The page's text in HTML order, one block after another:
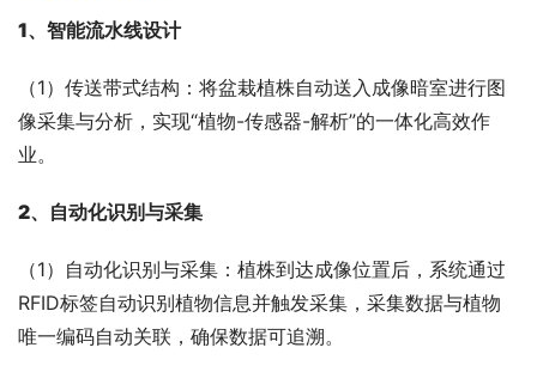
1、智能流水线设计
（1）传送带式结构：将盆栽植株自动送入成像暗室进行图
像采集与分析，实现“植物-传感器-解析”的一体化高效作
业。
2、自动化识别与采集
（1）自动化识别与采集：植株到达成像位置后，系统通过
RFID标签自动识别植物信息并触发采集，采集数据与植物
唯一编码自动关联，确保数据可追溯。